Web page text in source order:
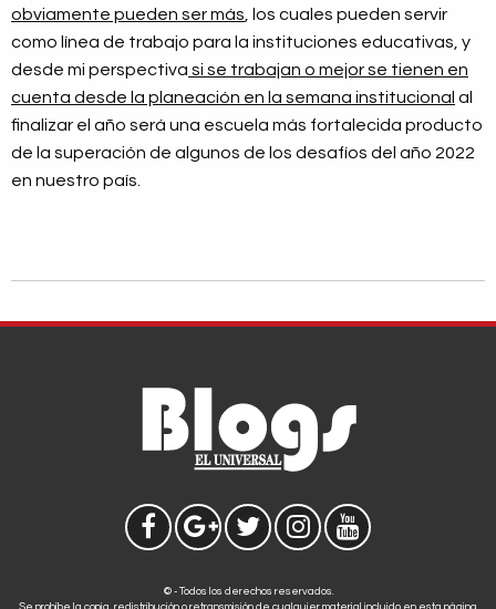
obviamente pueden ser más , los cuales pueden servir
como línea de trabajo para la instituciones educativas, y
desde mi perspectiva si se trabajan o mejor se tienen en
cuenta desde la planeación en la semana institucional al
finalizar el año será una escuela más fortalecida producto
de la superación de algunos de los desafíos del año 2022
en nuestro país.
© - Todos los derechos reservados.
Se prohíbe la copia, redistribución o retransmisión de cualquier material incluido en esta página.